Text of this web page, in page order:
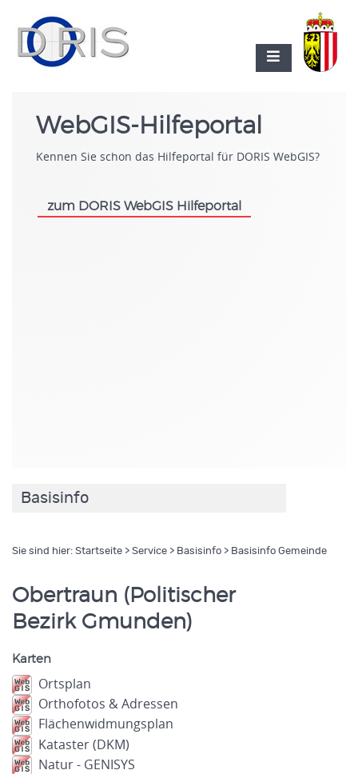
WebGIS-Hilfeportal
Kennen Sie schon das Hilfeportal für DORIS WebGIS?
zum DORIS WebGIS Hilfeportal
Basisinfo
Sie sind hier: Startseite > Service > Basisinfo > Basisinfo Gemeinde
Obertraun (Politischer
Bezirk Gmunden)
Karten
Ortsplan
Orthofotos & Adressen
Flächenwidmungsplan
Kataster (DKM)
Natur - GENISYS